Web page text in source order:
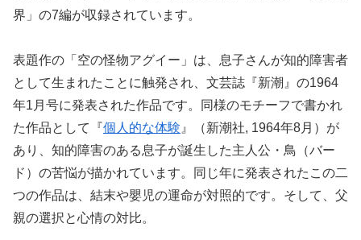
界」の7編が収録されています。
表題作の「空の怪物アグイー」は、息子さんが知的障害者
として生まれたことに触発され、文芸誌『新潮』の1964
年1月号に発表された作品です。同様のモチーフで書かれ
た作品として『 個人的な体験』（新潮社, 1964年8月）が
あり、知的障害のある息子が誕生した主人公・鳥（バー
ド）の苦悩が描かれています。同じ年に発表されたこの二
つの作品は、結末や嬰児の運命が対照的です。そして、父
親の選択と心情の対比。